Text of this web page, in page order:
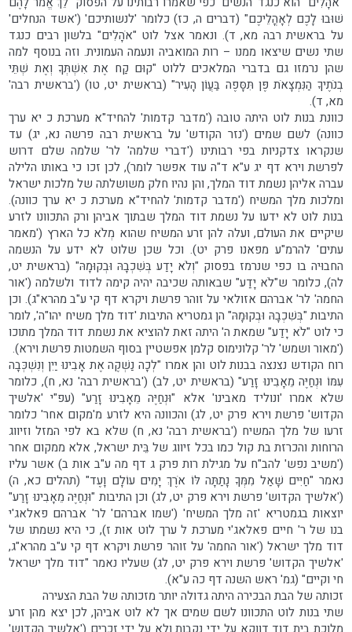
שׁוּבוּ לָכֶם לְאָהֳלֵיכֶם" (דברים ה, כז) כלומר 'לנשותיכם' ('אשד הנחלים'
על בראשית רבה מא, ד). ונאמר אצל לוט "אֹהָלִים" בלשון רבים כנגד
שתי נשים שיצאו ממנו – רות המואביה ונעמה העמונית. וזה בנוסף למה
שהן נרמזו גם בדברי המלאכים ללוט "קוּם קַח אֶת אִשְׁתְּךָ וְאֶת שְׁתֵּי
בְנֹתֶיךָ הַנִּמְצָאֹת פֶּן תִּסָּפֶה בַּעֲוֹן הָעִיר" (בראשית יט, טו) ('בראשית רבה'
מא, ד).
כוונת בנות לוט היתה טובה ('מדבר קדמות' להחיד"א מערכת כ יא ערך
כוונה) לשם שמים ('נזר הקודש' על בראשית רבה פרשה נא, יג) עד
שנקראו צדקניות בפי רבותינו ('דברי שלמה' לר' שלמה שלם דרוש
לפרשת וירא דף יג ע"א ד"ה עוד אפשר לומר), לכן זכו כי באותו הלילה
עברה אליהן נשמת דוד המלך, והן נהיו חלק משושלתה של מלכות ישראל
ומלכות מלך המשיח ('מדבר קדמות' להחיד"א מערכת כ יא ערך כוונה).
בנות לוט לא ידעו על נשמת דוד המלך שבתוך אביהן ורק התכוונו לזרע
שיקיים את העולם, ועלה להן זרע המשיח שהוא מְלֹא כל הארץ ('מאמר
עתים' להרמ"ע מפאנו פרק יט). וכל שכן שלוט לא ידע על הנשמה
החבוּיה בו כפי שנרמז בפסוק "וְלֹא יָדַע בְּשִׁכְבָהּ וּבְקוּמָהּ" (בראשית יט,
לה), כלומר ש"לֹא יָדַע" שבאותה שכיבה יהיה קימה לדוד ולשלמה ('אור
החמה' לר' אברהם אזולאי על זוהר פרשת ויקרא דף קי ע"ב מהרא"ג). וכן
התיבות "בְּשִׁכְבָהּ וּבְקוּמָהּ" הן גמטריא התיבות 'דוד מלך משיח יהו"ה', לומר
כי לוט "לֹא יָדַע" שמאת ה' היתה זאת להוציא את נשמת דוד המלך מתוכו
('מאור ושמש' לר' קלונימוס קלמן אפשטיין בסוף השמטות פרשת וירא).
רוח הקודש נצנצה בבנות לוט והן אמרו "לְכָה נַשְׁקֶה אֶת אָבִינוּ יַיִן וְנִשְׁכְּבָה
עִמּוֹ וּנְחַיֶּה מֵאָבִינוּ זָרַע" (בראשית יט, לב) ('בראשית רבה' נא, ח), כלומר
שלא אמרו 'ונוליד מאבינו' אלא "וּנְחַיֶּה מֵאָבִינוּ זָרַע" (עפ"י 'אלשיך
הקדוש' פרשת וירא פרק יט, לג) והכוונה היא לזרע מ'מקום אחר' כלומר
זרעו של מלך המשיח ('בראשית רבה' נא, ח) שלא בא לפי המזל וזיווג
הרוחות והכרזת בת קול כמו בכל זיווג של בֵּית ישראל, אלא ממקום אחר
('משיב נפש' להב"ח על מגילת רות פרק ג דף מה ע"ב אות ב) אשר עליו
נאמר "חַיִּים שָׁאַל מִמְּךָ נָתַתָּה לּוֹ אֹרֶךְ יָמִים עוֹלָם וָעֶד" (תהלים כא, ה)
('אלשיך הקדוש' פרשת וירא פרק יט, לג) וכן התיבות "וּנְחַיֶּה מֵאָבִינוּ זָרַע"
יוצאות בגמטריא 'זה מלך המשיח' ('שמו אברהם' לר' אברהם פאלאג'י
בנו של ר' חיים פאלאג'י מערכת ל ערך לוט אות ז), כי היא נשמתו של
דוד מלך ישראל ('אור החמה' על זוהר פרשת ויקרא דף קי ע"ב מהרא"ג,
'אלשיך הקדוש' פרשת וירא פרק יט, לג) שעליו נאמר "דוד מלך ישראל
חי וקיים" (גמ' ראש השנה דף כה ע"א).
זכותה של הבת הבכירה היתה גדולה יותר מזכותה של הבת הצעירה
שתי בנות לוט התכוונו לשם שמים אך לא לוט אביהן, לכן יצא מהן זרע